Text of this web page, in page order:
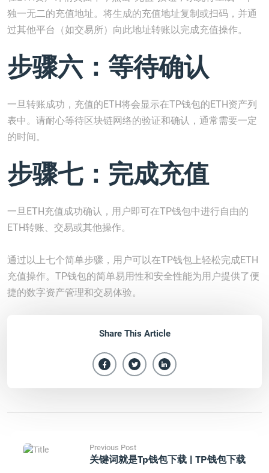
独一无二的充值地址。将生成的充值地址复制或扫码，并通
过其他平台（如交易所）向此地址转账以完成充值操作。
步骤六：等待确认
一旦转账成功，充值的ETH将会显示在TP钱包的ETH资产列
表中。请耐心等待区块链网络的验证和确认，通常需要一定
的时间。
步骤七：完成充值
一旦ETH充值成功确认，用户即可在TP钱包中进行自由的
ETH转账、交易或其他操作。
通过以上七个简单步骤，用户可以在TP钱包上轻松完成ETH
充值操作。TP钱包的简单易用性和安全性能为用户提供了便
捷的数字资产管理和交易体验。
Share This Article
Previous Post
关键词就是tp钱包下载 | TP钱包下载